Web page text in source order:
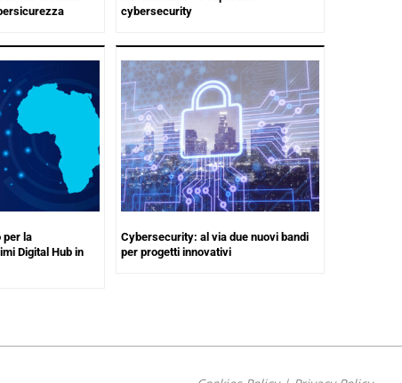
cybersecurity
per la
Digital Hub in
Cybersecurity: al via due nuovi bandi
per progetti innovativi